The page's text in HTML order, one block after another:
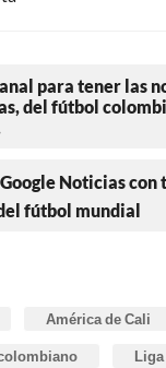
para tener las
del fútbol
Noticias con
fútbol mundial
América de Cali